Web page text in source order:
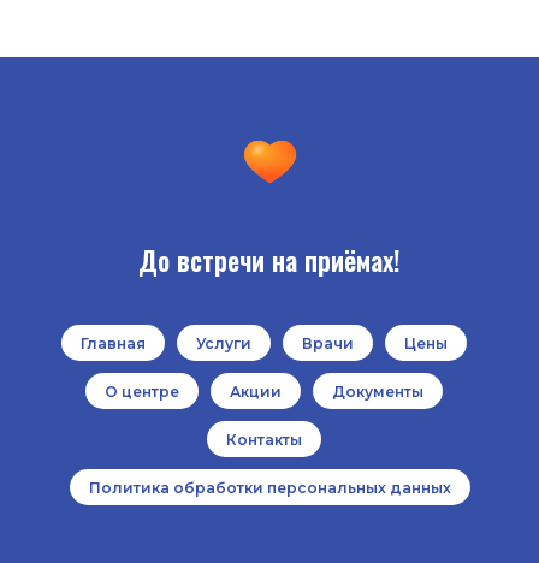
До встречи на приёмах!
Главная Услуги Врачи Цены
О центре Акции Документы
Контакты
Политика обработки персональных данных